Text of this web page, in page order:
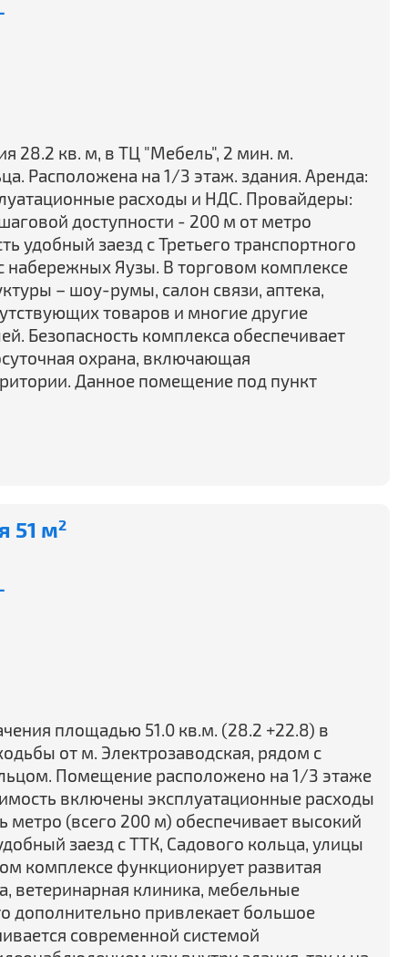
28.2 кв. м, в ТЦ "Мебель", 2 мин. м.
Расположена на 1/3 этаж. здания. Аренда:
расходы и НДС. Провайдеры:
доступности - 200 м от метро
удобный заезд с Третьего транспортного
набережных Яузы. В торговом комплексе
– шоу-румы, салон связи, аптека,
товаров и многие другие
Безопасность комплекса обеспечивает
охрана, включающая
Данное помещение под пункт
51 м2
площадью 51.0 кв.м. (28.2 +22.8) в
от м. Электрозаводская, рядом с
Помещение расположено на 1/3 этаже
включены эксплуатационные расходы
(всего 200 м) обеспечивает высокий
заезд с ТТК, Садового кольца, улицы
комплексе функционирует развитая
ветеринарная клиника, мебельные
дополнительно привлекает большое
современной системой